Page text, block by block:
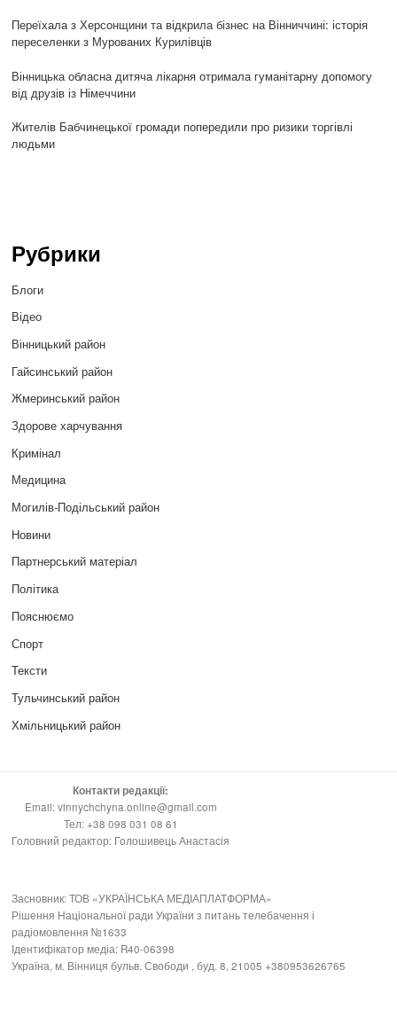
Переїхала з Херсонщини та відкрила бізнес на Вінниччині: історія
переселенки з Мурованих Курилівців
Вінницька обласна дитяча лікарня отримала гуманітарну допомогу
від друзів із Німеччини
Жителів Бабчинецької громади попередили про ризики торгівлі
людьми
Рубрики
Блоги
Відео
Вінницький район
Гайсинський район
Жмеринський район
Здорове харчування
Кримінал
Медицина
Могилів-Подільський район
Новини
Партнерський матеріал
Політика
Пояснюємо
Спорт
Тексти
Тульчинський район
Хмільницький район
Контакти редакції:
Email: vinnychchyna.online@gmail.com
Тел: +38 098 031 08 61
Головний редактор: Голошивець Анастасія
Засновник: ТОВ «УКРАЇНСЬКА МЕДІАПЛАТФОРМА»
Рішення Національної ради України з питань телебачення і
радіомовлення №1633
Ідентифікатор медіа: R40-06398
Україна, м. Вінниця бульв. Свободи , буд. 8, 21005 +380953626765